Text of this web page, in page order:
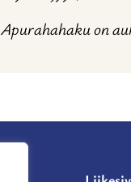
Apurahahaku on